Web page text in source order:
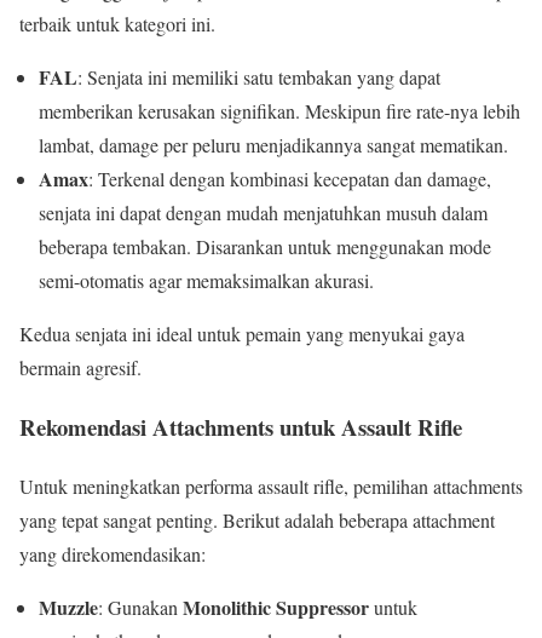
terbaik untuk kategori ini.
FAL: Senjata ini memiliki satu tembakan yang dapat
memberikan kerusakan signifikan. Meskipun fire rate-nya lebih
lambat, damage per peluru menjadikannya sangat mematikan.
Amax: Terkenal dengan kombinasi kecepatan dan damage,
senjata ini dapat dengan mudah menjatuhkan musuh dalam
beberapa tembakan. Disarankan untuk menggunakan mode
semi-otomatis agar memaksimalkan akurasi.
Kedua senjata ini ideal untuk pemain yang menyukai gaya
bermain agresif.
Rekomendasi Attachments untuk Assault Rifle
Untuk meningkatkan performa assault rifle, pemilihan attachments
yang tepat sangat penting. Berikut adalah beberapa attachment
yang direkomendasikan:
Muzzle: Gunakan Monolithic Suppressoruntuk